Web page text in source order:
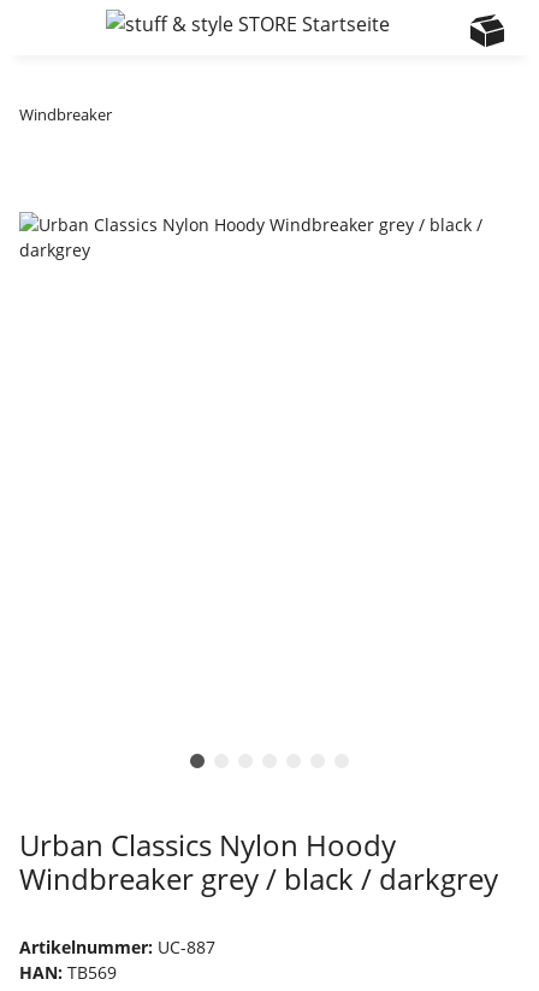
Windbreaker
Urban Classics Nylon Hoody
Windbreaker grey / black / darkgrey
Artikelnummer: UC-887
HAN: TB569